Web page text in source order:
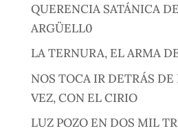
QUERENCIA SATÁNICA
ARGÜELL0
LA TERNURA, EL ARMA
NOS TOCA IR DETRÁS DE
VEZ, CON EL CIRIO
LUZ POZO EN DOS MIL